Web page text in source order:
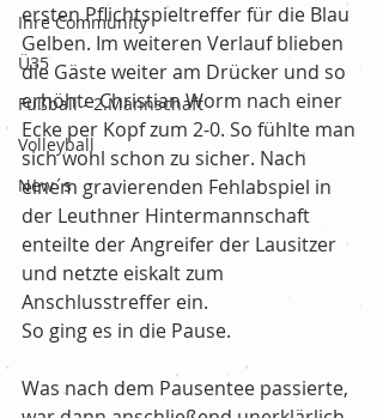
Ihre Community
Ü35
Fußball - 2.Mannschaft
Volleyball
New´s
ersten Pflichtspieltreffer für die Blau
Gelben. Im weiteren Verlauf blieben
die Gäste weiter am Drücker und so
erhöhte Christian Worm nach einer
Ecke per Kopf zum 2-0. So fühlte man
sich wohl schon zu sicher. Nach
einem gravierenden Fehlabspiel in
der Leuthner Hintermannschaft
enteilte der Angreifer der Lausitzer
und netzte eiskalt zum
Anschlusstreffer ein.
So ging es in die Pause.
Was nach dem Pausentee passierte,